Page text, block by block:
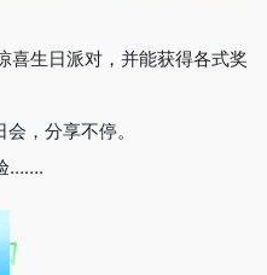
喜生日派对，并能获得各式奖
，分享不停。
…….